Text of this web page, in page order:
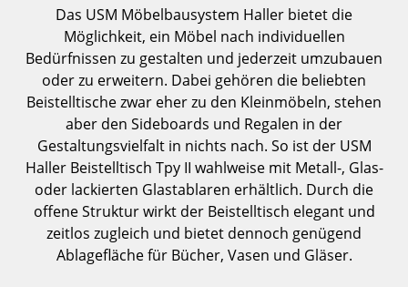
Aufbewahren
Regale & Schränke
Bücherregale
Wandregale
Sideboards & Kommoden
TV Möbel
Beistell- & Rollcontainer
Das USM Möbelbausystem Haller bietet die
Möglichkeit, ein Möbel nach individuellen
Bedürfnissen zu gestalten und jederzeit umzubauen
oder zu erweitern. Dabei gehören die beliebten
Beistelltische zwar eher zu den Kleinmöbeln, stehen
aber den Sideboards und Regalen in der
Gestaltungsvielfalt in nichts nach. So ist der USM
Haller Beistelltisch Tpy II wahlweise mit Metall-, Glas-
oder lackierten Glastablaren erhältlich. Durch die
offene Struktur wirkt der Beistelltisch elegant und
zeitlos zugleich und bietet dennoch genügend
Ablagefläche für Bücher, Vasen und Gläser.